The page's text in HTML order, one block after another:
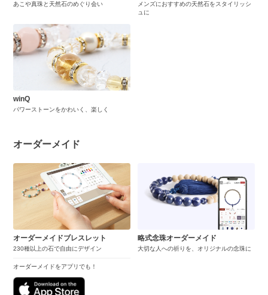
あこや真珠と天然石のめぐり会い
メンズにおすすめの天然石をスタイリッシ
ュに
winQ
パワーストーンをかわいく、楽しく
オーダーメイド
オーダーメイドブレスレット
230種以上の石で自由にデザイン
オーダーメイドをアプリでも！
略式念珠オーダーメイド
大切な人への祈りを、オリジナルの念珠に